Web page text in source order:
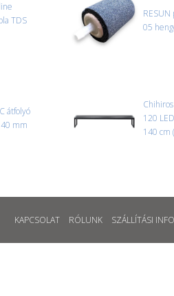
TDS
RESUN
05
átfolyó
mm
120
140 cm
KAPCSOLAT RÓLUNK SZÁLLÍTÁSI